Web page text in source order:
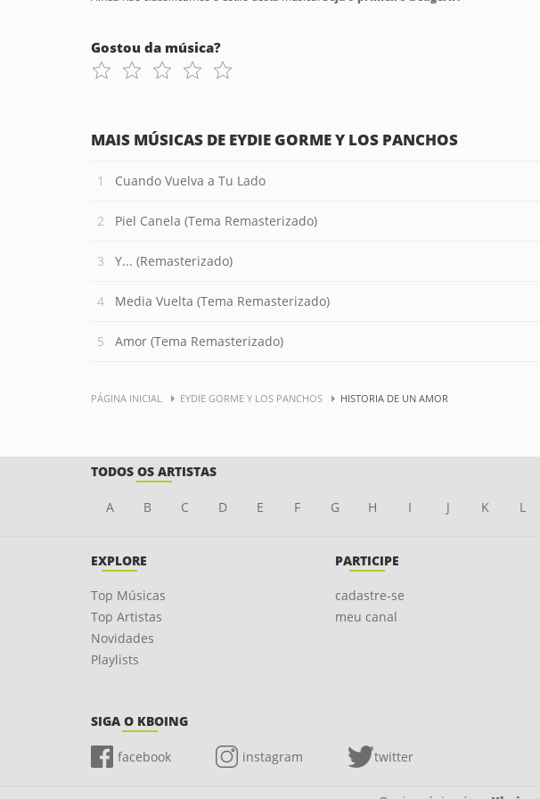
Gostou da música?
MAIS MÚSICAS DE EYDIE GORME Y LOS PANCHOS
Cuando Vuelva a Tu Lado
Piel Canela (Tema Remasterizado)
Y... (Remasterizado)
Media Vuelta (Tema Remasterizado)
Amor (Tema Remasterizado)
PÁGINA INICIAL EYDIE GORME Y LOS PANCHOS HISTORIA DE UN AMOR
TODOS OS ARTISTAS
A B C D E F G H I J K L
EXPLORE
Top Músicas
Top Artistas
Novidades
Playlists
PARTICIPE
cadastre-se
meu canal
SIGA O KBOING
facebook instagram twitter